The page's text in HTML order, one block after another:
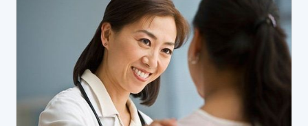
mạnh vì điều này hỗ trợ tinh trùng khỏe mạnh. Vậy để có
thể giúp bạn dễ mang thai, đâu là những thực phẩm và
chất dinh dưỡng bạn cần nhất cho bạn? Và ăn như thế